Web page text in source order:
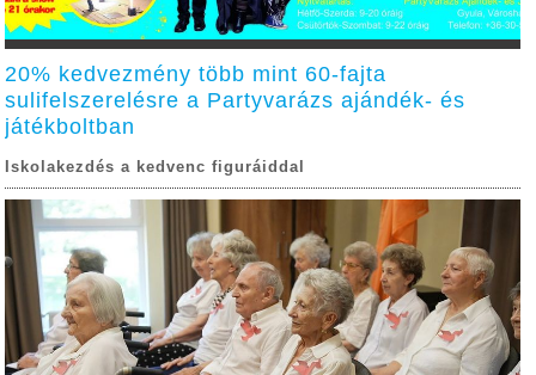
20% kedvezmény több mint 60-fajta
sulifelszerelésre a Partyvarázs ajándék- és
játékboltban
Iskolakezdés a kedvenc figuráiddal